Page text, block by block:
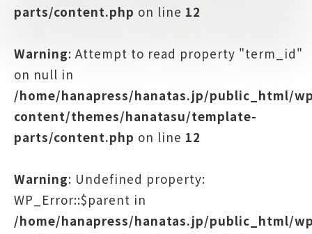
parts/content.php on line 12
Warning: Attempt to read property "term_id"
on null in
/home/hanapress/hanatas.jp/public_html/
content/themes/hanatasu/template-
parts/content.php on line 12
Warning: Undefined property:
WP_Error::$parent in
/home/hanapress/hanatas.jp/public_html/